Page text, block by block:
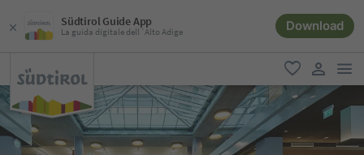
Südtirol Guide App
La guida digitale dell´Alto Adige Download
favoriti
user link